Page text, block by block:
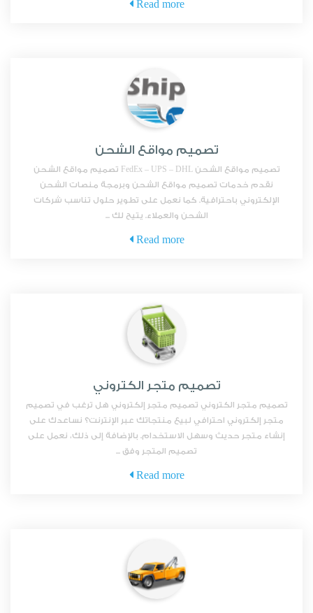
Read more
تصميم مواقع الشحن
تصميم مواقع الشحن FedEx – UPS – DHL تصميم مواقع الشحن
نقدم خدمات تصميم مواقع الشحن وبرمجة منصات الشحن
الإلكتروني باحترافية. كما نعمل على تطوير حلول تناسب شركات
الشحن والعملاء. يتيح لك ...
Read more
تصميم متجر الكتروني
تصميم متجر الكتروني تصميم متجر إلكتروني هل ترغب في تصميم
متجر إلكتروني احترافي لبيع منتجاتك عبر الإنترنت؟ نساعدك على
إنشاء متجر حديث وسهل الاستخدام. بالإضافة إلى ذلك، نعمل على
تصميم المتجر وفق ...
Read more